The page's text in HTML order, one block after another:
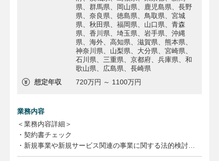
県、群馬県、岡山県、鹿児島県、長野
県、奈良県、徳島県、鳥取県、宮城
県、秋田県、福岡県、山口県、青森
県、香川県、埼玉県、岩手県、沖縄
県、海外、高知県、滋賀県、熊本県、
神奈川県、山梨県、大分県、宮崎県、
石川県、三重県、京都府、兵庫県、和
歌山県、広島県、長崎県
想定年収
720万円 ～ 1100万円
業務内容
＜業務内容詳細＞
・契約書チェック
・新規事業や新規サービス関連の事業に関する法的検討
上記で6～7割を占めます。